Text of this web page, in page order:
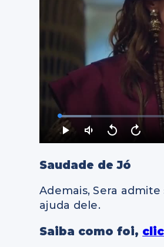
Saudade de Jó
Ademais, Sera
ajuda dele.
Saiba como foi,